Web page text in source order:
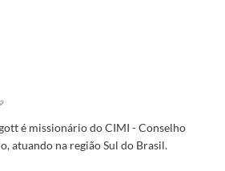
é missionário do CIMI - Conselho
atuando na região Sul do Brasil.